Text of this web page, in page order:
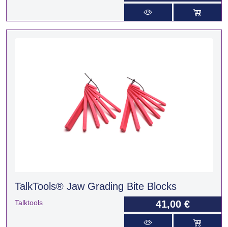
TalkTools® Jaw Grading Bite Blocks
Talktools 41,00 €